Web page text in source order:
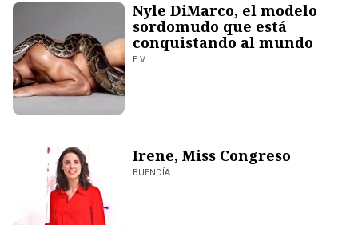
Nyle DiMarco, el modelo
sordomudo que está
conquistando al mundo
E.V.
Irene, Miss Congreso
BUENDÍA